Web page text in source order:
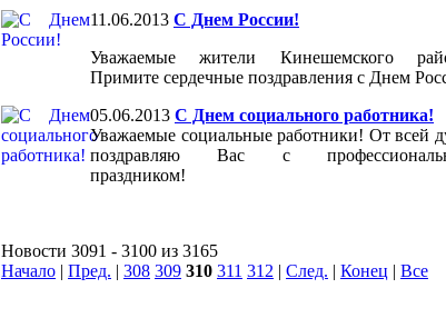
11.06.2013 С Днем России!
Уважаемые жители Кинешемского
Примите сердечные поздравления с Днем
05.06.2013 С Днем социального работника!
Уважаемые социальные работники! От всей
поздравляю Вас с
праздником!
Новости 3091 - 3100 из 3165
Начало | Пред. | 308 309 310 311 312 | След. | Конец | Все